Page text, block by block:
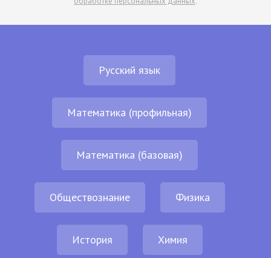
Русский язык
Математика (профильная)
Математика (базовая)
Обществознание Физика
История Химия